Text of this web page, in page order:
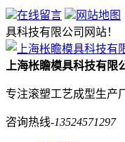
在线留言 网站地图
具科技有限公司网站！
上海枨瞻模具科技有限
专注滚塑工艺成型生产
咨询热线-13524571297